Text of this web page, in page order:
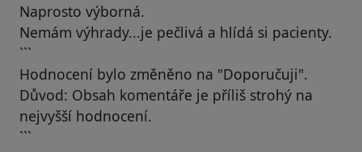
Naprosto výborná.
Nemám výhrady...je pečlivá a hlídá si pacienty.
```
Hodnocení bylo změněno na "Doporučuji".
Důvod: Obsah komentáře je příliš strohý na
nejvyšší hodnocení.
```